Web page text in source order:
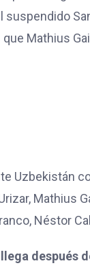
suspendido
Mathius
Uzbekistán
Mathius
Néstor
después